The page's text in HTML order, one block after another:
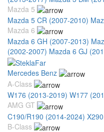
Mazda 5
Mazda 5 CR (2007-2010)
Mazda 6
Mazda 6 GH (2007-2013)
(2002-2007) Mazda 6 GJ
Mercedes Benz
A-Class
W176 (2013-2019) W177
AMG GT
C190/R190 (2014-2024)
B-Class